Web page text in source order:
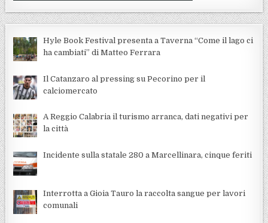
Hyle Book Festival presenta a Taverna “Come il lago ci
ha cambiati” di Matteo Ferrara
Il Catanzaro al pressing su Pecorino per il
calciomercato
A Reggio Calabria il turismo arranca, dati negativi per
la città
Incidente sulla statale 280 a Marcellinara, cinque feriti
Interrotta a Gioia Tauro la raccolta sangue per lavori
comunali